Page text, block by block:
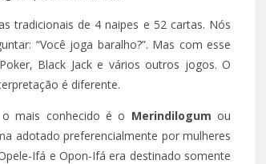
tradicionais de 4 naipes e 52 cartas. Nós
“Você joga baralho?”. Mas com esse
Black Jack e vários outros jogos. O
é diferente.
o mais conhecido é o Merindilogum ou
adotado preferencialmente por mulheres
Ifá e Opon-Ifá era destinado somente
62